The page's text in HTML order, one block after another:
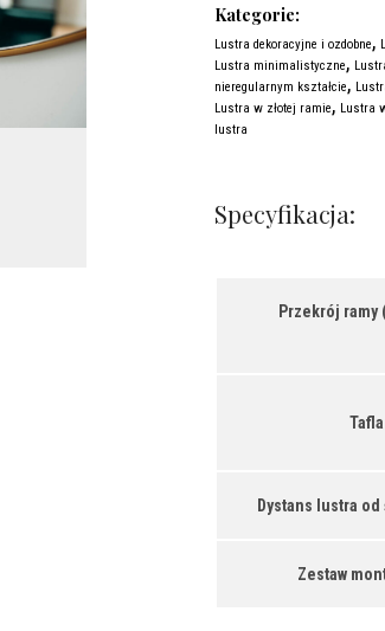
Kategorie:
Lustra dekoracyjne i ozdobne,
Lustra minimalistyczne,
nieregularnym kształcie,
Lustra w złotej ramie, Lustra
lustra
Specyfikacja:
Przekrój ramy
Dystans lustra od
Zestaw